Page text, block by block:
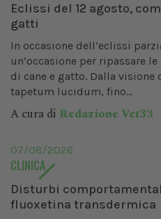
Eclissi del 12 agosto,
gatti
In occasione dell’eclissi
un’occasione per ripassare
di cane e gatto. Dalla
tapetum lucidum, fino...
A cura di Redazione Vet33
07/08/2026
CLINICA
Disturbi
fluoxetina transdermica